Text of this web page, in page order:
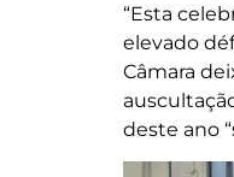
“Esta
elevado
Câmara
deste ano